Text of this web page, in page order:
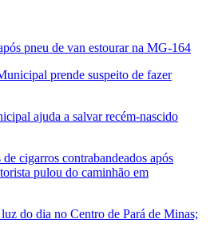
pneu de van estourar na MG-164
prende suspeito de fazer
ajuda a salvar recém-nascido
cigarros contrabandeados após
pulou do caminhão em
do dia no Centro de Pará de Minas;